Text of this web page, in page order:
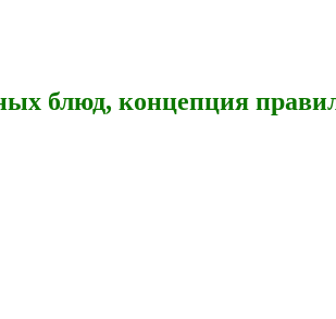
блюд, концепция